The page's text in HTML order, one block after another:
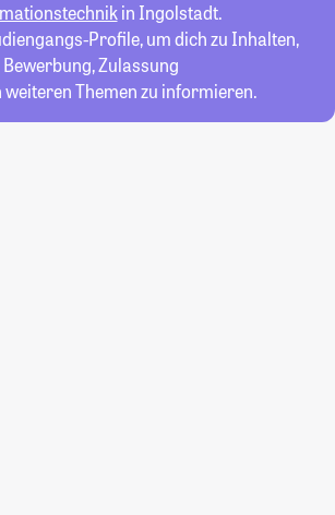
in Ingolstadt.
Profile, um dich zu Inhalten,
Bewerbung, Zulassung
weiteren Themen zu informieren.